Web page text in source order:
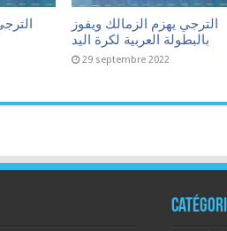
الترجي يهزم الزمالك ويفوز
بالبطولة العربية لكرة اليد
29 septembre 2022